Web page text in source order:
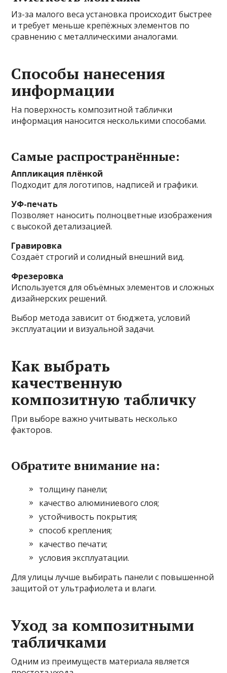
Из-за малого веса установка происходит быстрее
и требует меньше крепёжных элементов по
сравнению с металлическими аналогами.
Способы нанесения
информации
На поверхность композитной таблички
информация наносится несколькими способами.
Самые распространённые:
Аппликация плёнкой
Подходит для логотипов, надписей и графики.
УФ-печать
Позволяет наносить полноцветные изображения
с высокой детализацией.
Гравировка
Создаёт строгий и солидный внешний вид.
Фрезеровка
Используется для объёмных элементов и сложных
дизайнерских решений.
Выбор метода зависит от бюджета, условий
эксплуатации и визуальной задачи.
Как выбрать
качественную
композитную табличку
При выборе важно учитывать несколько
факторов.
Обратите внимание на:
толщину панели;
качество алюминиевого слоя;
устойчивость покрытия;
способ крепления;
качество печати;
условия эксплуатации.
Для улицы лучше выбирать панели с повышенной
защитой от ультрафиолета и влаги.
Уход за композитными
табличками
Одним из преимуществ материала является